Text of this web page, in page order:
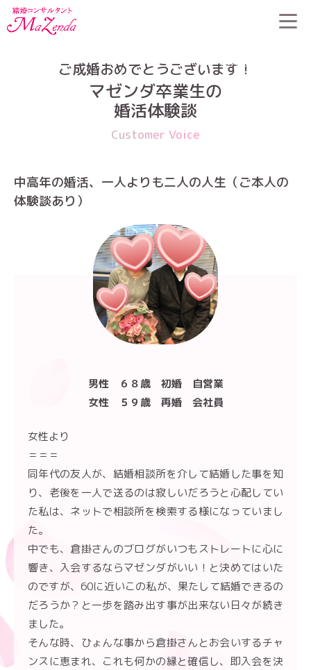
ご成婚おめでとうございます！
マゼンダ卒業生の
婚活体験談
Customer Voice
本人の体験談あり）
中高年の婚活、一人よりも二人の人生（ご本人の
体験談あり）
男性 ６８歳 初婚 自営業
女性 ５９歳 再婚 会社員
女性より
＝＝＝
同年代の友人が、結婚相談所を介して結婚した事を知
り、老後を一人で送るのは寂しいだろうと心配してい
た私は、ネットで相談所を検索する様になっていまし
た。
中でも、倉掛さんのブログがいつもストレートに心に
響き、入会するならマゼンダがいい！と決めてはいた
のですが、60に近いこの私が、果たして結婚できるの
だろうか？と一歩を踏み出す事が出来ない日々が続き
ました。
そんな時、ひょんな事から倉掛さんとお会いするチャ
ンスに恵まれ、これも何かの縁と確信し、即入会を決